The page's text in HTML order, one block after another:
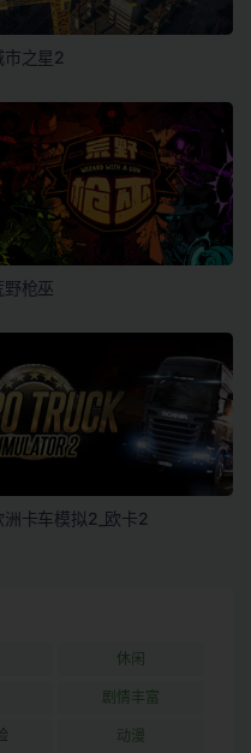
市之星2
野枪巫
洲卡车模拟2_欧卡2
休闲
剧情丰富
动漫